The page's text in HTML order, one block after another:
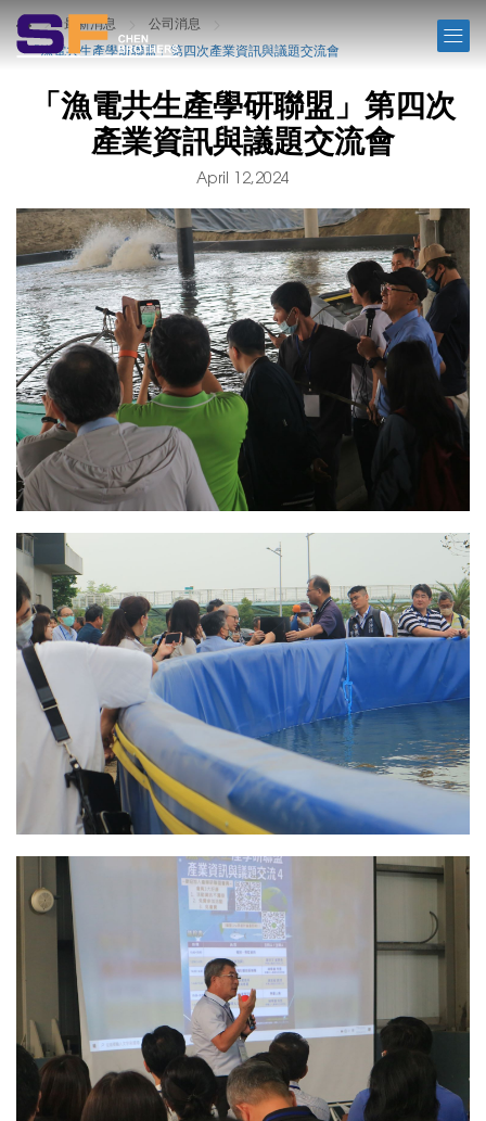
最新消息
公司消息
「漁電共生產學研聯盟」第四次產業資訊與議題交流會
「漁電共生產學研聯盟」第四次
產業資訊與議題交流會
April 12,2024